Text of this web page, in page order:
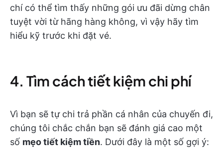
chí có thể tìm thấy những gói ưu đãi dừng chân
tuyệt vời từ hãng hàng không, vì vậy hãy tìm
hiểu kỹ trước khi đặt vé.
4. Tìm cách tiết kiệm chi phí
Vì bạn sẽ tự chi trả phần cá nhân của chuyến đi,
chúng tôi chắc chắn bạn sẽ đánh giá cao một
số mẹo tiết kiệm tiền. Dưới đây là một số gợi ý: